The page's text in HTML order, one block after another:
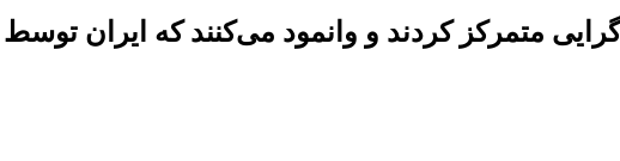
متمرکز کردند و وانمود می‌کنند که ایران